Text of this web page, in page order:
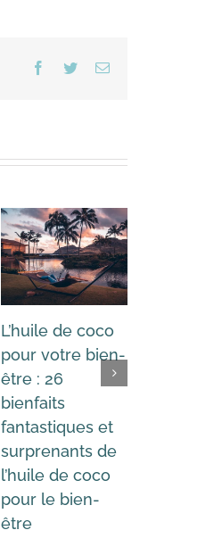
Facebook
TwitterEmail
L’huile de coco
pour votre bien-
être : 26
bienfaits
fantastiques et
surprenants de
l’huile de coco
pour le bien-
être